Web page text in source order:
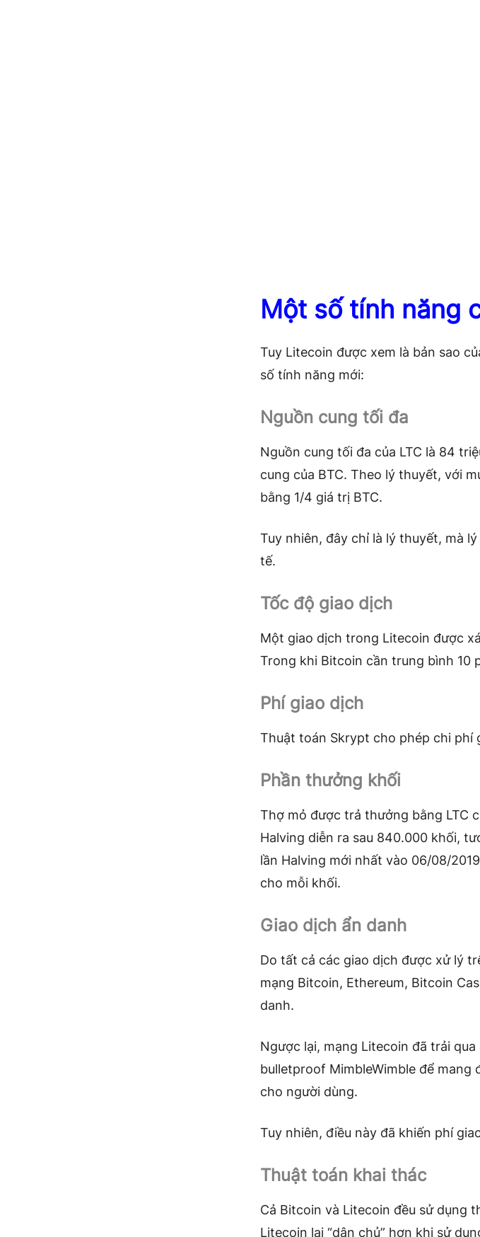
Một số tính năng
Tuy Litecoin được xem là bản sao
số tính năng mới:
Nguồn cung tối đa
Nguồn cung tối đa của LTC là 84
cung của BTC. Theo lý thuyết, với
bằng 1/4 giá trị BTC.
Tuy nhiên, đây chỉ là lý thuyết, mà
tế.
Tốc độ giao dịch
Một giao dịch trong Litecoin được
Trong khi Bitcoin cần trung bình 10
Phí giao dịch
Thuật toán Skrypt cho phép chi phí
Phần thưởng khối
Thợ mỏ được trả thưởng bằng LTC
Halving diễn ra sau 840.000 khối,
lần Halving mới nhất vào 06/08/
cho mỗi khối.
Giao dịch ẩn danh
Do tất cả các giao dịch được xử lý
mạng Bitcoin, Ethereum, Bitcoin
danh.
Ngược lại, mạng Litecoin đã trải
bulletproof MimbleWimble để mang
cho người dùng.
Tuy nhiên, điều này đã khiến phí
Thuật toán khai thác
Cả Bitcoin và Litecoin đều sử dụng
Litecoin lại “dân chủ” hơn khi sử